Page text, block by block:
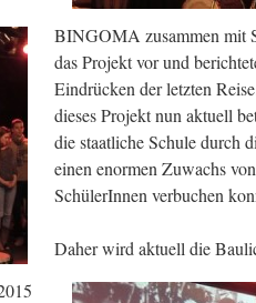
BINGOMA zusammen mit
das Projekt vor und
Eindrücken der letzten
dieses Projekt nun aktuell
die staatliche Schule durch
einen enormen Zuwachs
SchülerInnen verbuchen
Daher wird aktuell die